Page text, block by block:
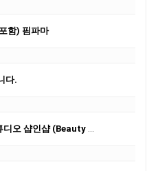
함) 핌파마
다.
샵 (Beauty Studio Rental )